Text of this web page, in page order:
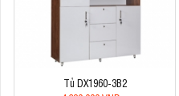
Tủ DX1960-3B2